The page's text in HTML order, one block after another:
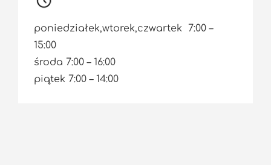
poniedziałek,wtorek,czwartek 7:00 –
15:00
środa 7:00 – 16:00
piątek 7:00 – 14:00